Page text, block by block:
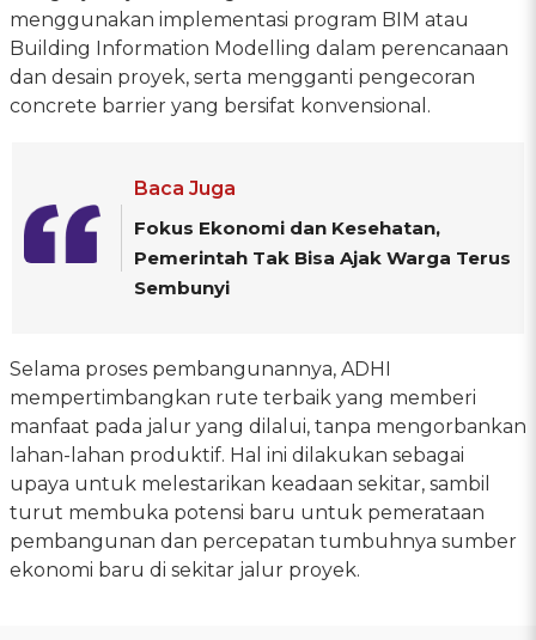
menggunakan implementasi program BIM atau
Building Information Modelling dalam perencanaan
dan desain proyek, serta mengganti pengecoran
concrete barrier yang bersifat konvensional.
Baca Juga
Fokus Ekonomi dan Kesehatan,
Pemerintah Tak Bisa Ajak Warga Terus
Sembunyi
Selama proses pembangunannya, ADHI
mempertimbangkan rute terbaik yang memberi
manfaat pada jalur yang dilalui, tanpa mengorbankan
lahan-lahan produktif. Hal ini dilakukan sebagai
upaya untuk melestarikan keadaan sekitar, sambil
turut membuka potensi baru untuk pemerataan
pembangunan dan percepatan tumbuhnya sumber
ekonomi baru di sekitar jalur proyek.